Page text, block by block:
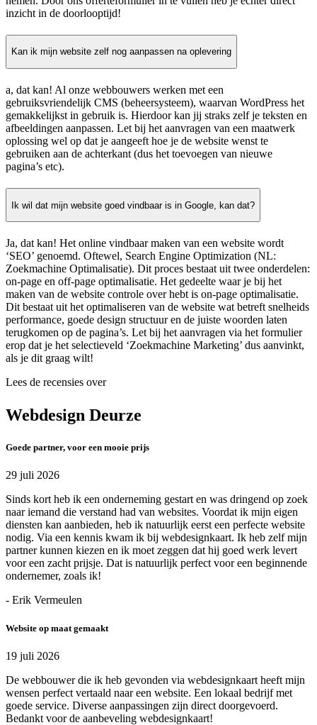
inzicht in de doorlooptijd!
Kan ik mijn website zelf nog aanpassen na oplevering
a, dat kan! Al onze webbouwers werken met een
gebruiksvriendelijk CMS (beheersysteem), waarvan WordPress het
gemakkelijkst in gebruik is. Hierdoor kan jij straks zelf je teksten en
afbeeldingen aanpassen. Let bij het aanvragen van een maatwerk
oplossing wel op dat je aangeeft hoe je de website wenst te
gebruiken aan de achterkant (dus het toevoegen van nieuwe
pagina’s etc).
Ik wil dat mijn website goed vindbaar is in Google, kan dat?
Ja, dat kan! Het online vindbaar maken van een website wordt
‘SEO’ genoemd. Oftewel, Search Engine Optimization (NL:
Zoekmachine Optimalisatie). Dit proces bestaat uit twee onderdelen:
on-page en off-page optimalisatie. Het gedeelte waar je bij het
maken van de website controle over hebt is on-page optimalisatie.
Dit bestaat uit het optimaliseren van de website wat betreft snelheids
performance, goede design structuur en de juiste woorden laten
terugkomen op de pagina’s. Let bij het aanvragen via het formulier
erop dat je het selectieveld ‘Zoekmachine Marketing’ dus aanvinkt,
als je dit graag wilt!
Lees de recensies over
Webdesign Deurze
Goede partner, voor een mooie prijs
29 juli 2026
Sinds kort heb ik een onderneming gestart en was dringend op zoek
naar iemand die verstand had van websites. Voordat ik mijn eigen
diensten kan aanbieden, heb ik natuurlijk eerst een perfecte website
nodig. Via een kennis kwam ik bij webdesignkaart. Ik heb zelf mijn
partner kunnen kiezen en ik moet zeggen dat hij goed werk levert
voor een zacht prijsje. Dat is natuurlijk perfect voor een beginnende
ondernemer, zoals ik!
- Erik Vermeulen
Website op maat gemaakt
19 juli 2026
De webbouwer die ik heb gevonden via webdesignkaart heeft mijn
wensen perfect vertaald naar een website. Een lokaal bedrijf met
goede service. Diverse aanpassingen zijn direct doorgevoerd.
Bedankt voor de aanbeveling webdesignkaart!